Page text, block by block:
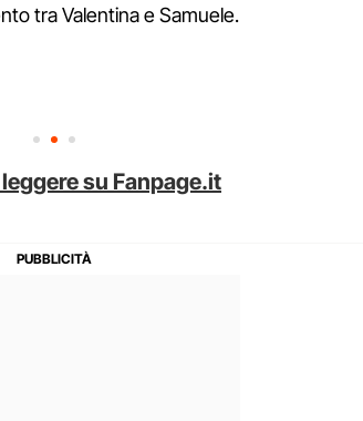
tra Valentina e Samuele.
su Fanpage.it